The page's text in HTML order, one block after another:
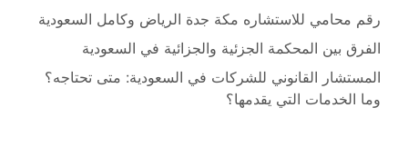
رقم محامي للاستشاره مكة جدة الرياض وكامل السعودية
الفرق بين المحكمة الجزئية والجزائية في السعودية
المستشار القانوني للشركات في السعودية: متى تحتاجه؟
وما الخدمات التي يقدمها؟